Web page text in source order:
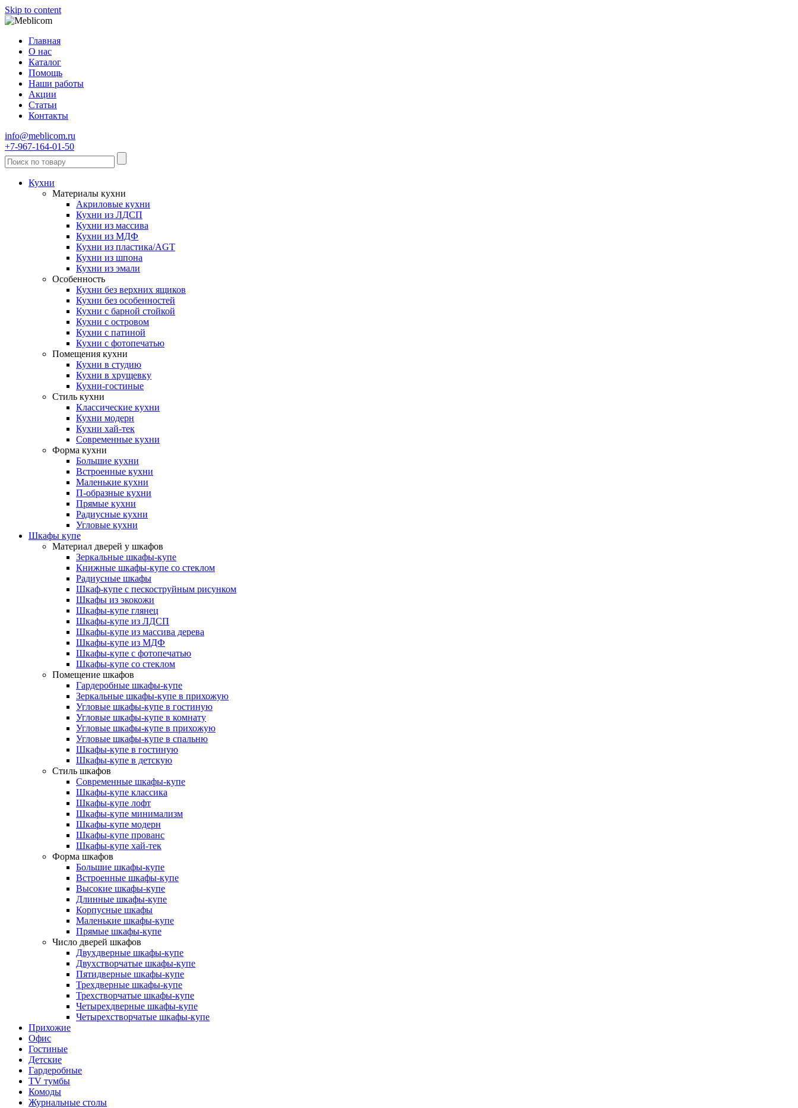
Skip to content
Главная
О нас
Каталог
Помощь
Наши работы
Акции
Статьи
Контакты
info@meblicom.ru
+7-967-164-01-50
Кухни
Материалы кухни
Акриловые кухни
Кухни из ЛДСП
Кухни из массива
Кухни из МДФ
Кухни из пластика/AGT
Кухни из шпона
Кухни из эмали
Особенность
Кухни без верхних ящиков
Кухни без особенностей
Кухни с барной стойкой
Кухни с островом
Кухни с патиной
Кухни с фотопечатью
Помещения кухни
Кухни в студию
Кухни в хрущевку
Кухни-гостиные
Стиль кухни
Классические кухни
Кухни модерн
Кухни хай-тек
Современные кухни
Форма кухни
Большие кухни
Встроенные кухни
Маленькие кухни
П-образные кухни
Прямые кухни
Радиусные кухни
Угловые кухни
Шкафы купе
Материал дверей у шкафов
Зеркальные шкафы-купе
Книжные шкафы-купе со стеклом
Радиусные шкафы
Шкаф-купе с пескоструйным рисунком
Шкафы из экокожи
Шкафы-купе глянец
Шкафы-купе из ЛДСП
Шкафы-купе из массива дерева
Шкафы-купе из МДФ
Шкафы-купе с фотопечатью
Шкафы-купе со стеклом
Помещение шкафов
Гардеробные шкафы-купе
Зеркальные шкафы-купе в прихожую
Угловые шкафы-купе в гостиную
Угловые шкафы-купе в комнату
Угловые шкафы-купе в прихожую
Угловые шкафы-купе в спальню
Шкафы-купе в гостиную
Шкафы-купе в детскую
Стиль шкафов
Современные шкафы-купе
Шкафы-купе классика
Шкафы-купе лофт
Шкафы-купе минимализм
Шкафы-купе модерн
Шкафы-купе прованс
Шкафы-купе хай-тек
Форма шкафов
Большие шкафы-купе
Встроенные шкафы-купе
Высокие шкафы-купе
Длинные шкафы-купе
Корпусные шкафы
Маленькие шкафы-купе
Прямые шкафы-купе
Число дверей шкафов
Двухдверные шкафы-купе
Двухстворчатые шкафы-купе
Пятидверные шкафы-купе
Трехдверные шкафы-купе
Трехстворчатые шкафы-купе
Четырехдверные шкафы-купе
Четырехстворчатые шкафы-купе
Прихожие
Офис
Гостиные
Детские
Гардеробные
TV тумбы
Комоды
Журнальные столы